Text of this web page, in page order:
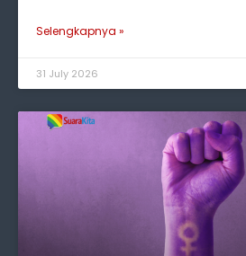
Selengkapnya »
31 July 2026